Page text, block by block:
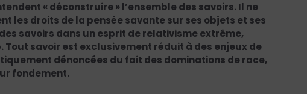
« déconstruire » l’ensemble des savoirs. Il ne
les droits de la pensée savante sur ses objets et ses
savoirs dans un esprit de relativisme extrême,
savoir est exclusivement réduit à des enjeux de
dénoncées du fait des dominations de race,
fondement.